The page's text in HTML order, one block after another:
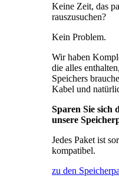
Keine Zeit, das
rauszusuchen?
Kein Problem.
Wir haben
die alles
Speichers
Kabel und
Sparen Sie sich
unsere
Jedes Paket ist
kompatibel.
zu den